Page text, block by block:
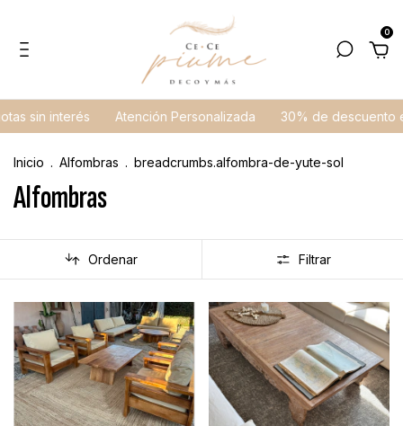
0
sin interés Atención Personalizada 30% de descuento en
Inicio . Alfombras . breadcrumbs.alfombra-de-yute-sol
Alfombras
Ordenar Filtrar